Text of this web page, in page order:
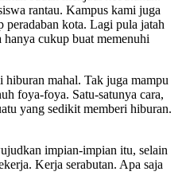
rantau. Kampus kami juga
peradaban kota. Lagi pula jatah
cukup buat memenuhi
mahal. Tak juga mampu
foya-foya. Satu-satunya cara,
yang sedikit memberi hiburan.
impian-impian itu, selain
Kerja serabutan. Apa saja